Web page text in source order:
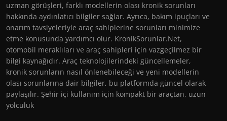
uzman görüşleri, farklı modellerin olası kronik sorunları
hakkında aydınlatıcı bilgiler sağlar. Ayrıca, bakım ipuçları ve
onarım tavsiyeleriyle araç sahiplerine sorunları minimize
etme konusunda yardımcı olur. KronikSorunlar.Net,
otomobil meraklıları ve araç sahipleri için vazgeçilmez bir
bilgi kaynağıdır. Araç teknolojilerindeki güncellemeler,
kronik sorunların nasıl önlenebileceği ve yeni modellerin
olası sorunlarına dair bilgiler, bu platformda güncel olarak
paylaşılır. Şehir içi kullanım için kompakt bir araçtan, uzun
yolculuk